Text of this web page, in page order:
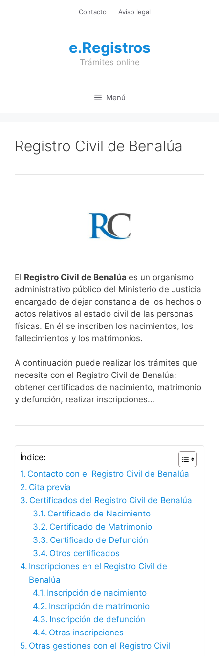
Contacto Aviso legal
e.Registros
Trámites online
Menú
Registro Civil de Benalúa
El Registro Civil de Benalúa es un organismo
administrativo público del Ministerio de Justicia
encargado de dejar constancia de los hechos o
actos relativos al estado civil de las personas
físicas. En él se inscriben los nacimientos, los
fallecimientos y los matrimonios.
A continuación puede realizar los trámites que
necesite con el Registro Civil de Benalúa:
obtener certificados de nacimiento, matrimonio
y defunción, realizar inscripciones…
Índice:
Contacto con el Registro Civil de Benalúa
Cita previa
Certificados del Registro Civil de Benalúa
Certificado de Nacimiento
Certificado de Matrimonio
Certificado de Defunción
Otros certificados
Inscripciones en el Registro Civil de
Benalúa
Inscripción de nacimiento
Inscripción de matrimonio
Inscripción de defunción
Otras inscripciones
Otras gestiones con el Registro Civil